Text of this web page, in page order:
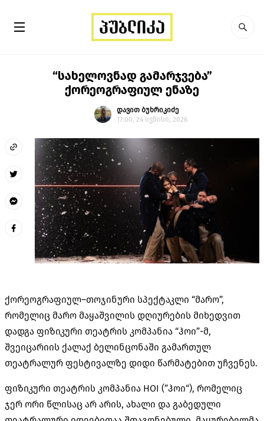
“სახელოვნად გამარჯვება”
ქორეოგრაფიულ ენაზე
დავით ბუხრიკიძე
17:00, 24 ივნისი, 2026
ქორეოგრაფიულ–თოჯინური სპექტაკლი “მარო”,
რომელიც მარო მაყაშვილის დღიურების მიხედვით
დადგა ფიზიკური თეატრის კომპანია “ჰოი”-მ,
შვეიცარიის ქალაქ ბელინცონაში გამართულ
თეატრალურ ფესტივალზე დიდი წარმატებით უჩვენეს.
ფიზიკური თეატრის კომპანია HOI (”ჰოი“), რომელიც
ჯერ ორი წლისაც არ არის, ახალი და გაბედული